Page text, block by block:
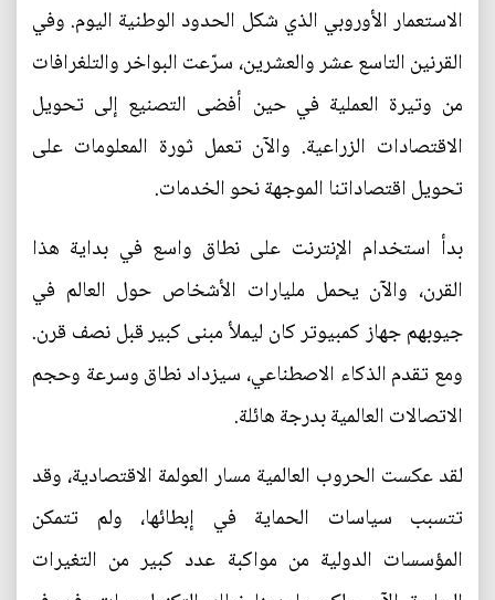
الاستعمار الأوروبي الذي شكل الحدود الوطنية اليوم. وفي
القرنين التاسع عشر والعشرين، سرّعت البواخر والتلغرافات
من وتيرة العملية في حين أفضى التصنيع إلى تحويل
الاقتصادات الزراعية. والآن تعمل ثورة المعلومات على
تحويل اقتصاداتنا الموجهة نحو الخدمات.
بدأ استخدام الإنترنت على نطاق واسع في بداية هذا
القرن، والآن يحمل مليارات الأشخاص حول العالم في
جيوبهم جهاز كمبيوتر كان ليملأ مبنى كبير قبل نصف قرن.
ومع تقدم الذكاء الاصطناعي، سيزداد نطاق وسرعة وحجم
الاتصالات العالمية بدرجة هائلة.
لقد عكست الحروب العالمية مسار العولمة الاقتصادية، وقد
تتسبب سياسات الحماية في إبطائها، ولم تتمكن
المؤسسات الدولية من مواكبة عدد كبير من التغيرات